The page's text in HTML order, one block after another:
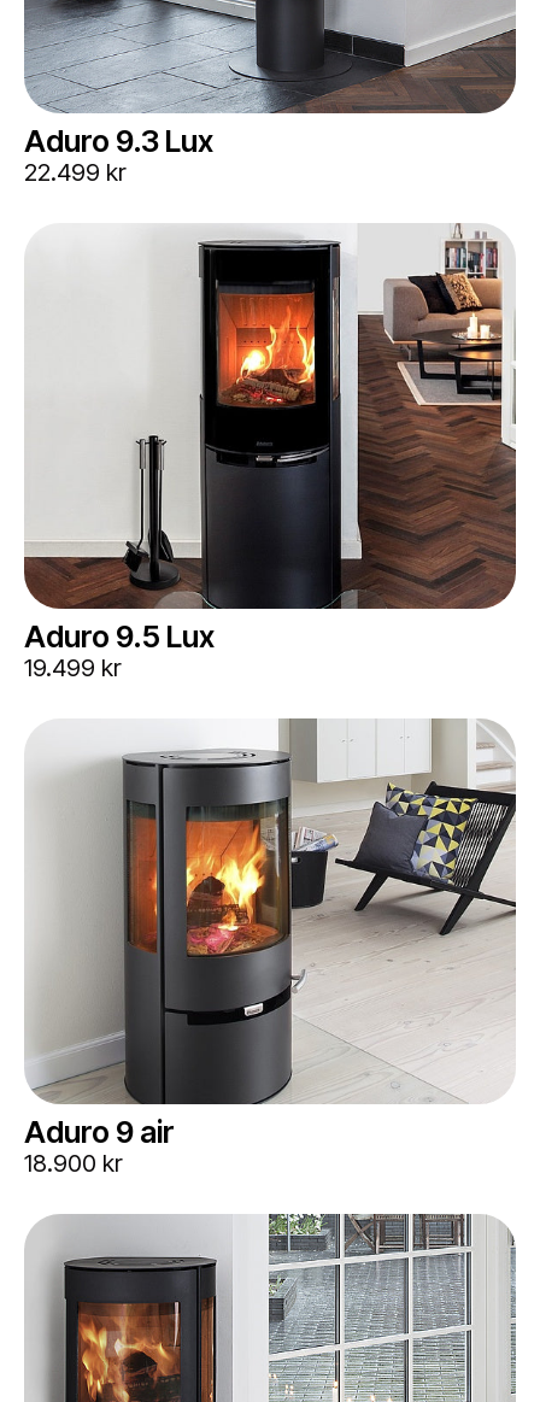
Aduro 9.3 Lux
22.499 kr
Aduro 9.5 Lux
19.499 kr
Aduro 9 air
18.900 kr